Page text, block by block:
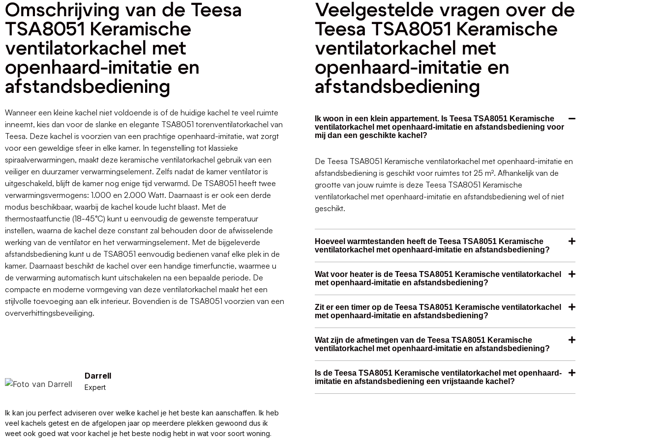
Omschrijving van de Teesa
TSA8051 Keramische
ventilatorkachel met
openhaard-imitatie en
afstandsbediening
Wanneer een kleine kachel niet voldoende is of de huidige kachel te veel ruimte
inneemt, kies dan voor de slanke en elegante TSA8051 torenventilatorkachel van
Teesa. Deze kachel is voorzien van een prachtige openhaard-imitatie, wat zorgt
voor een geweldige sfeer in elke kamer. In tegenstelling tot klassieke
spiraalverwarmingen, maakt deze keramische ventilatorkachel gebruik van een
veiliger en duurzamer verwarmingselement. Zelfs nadat de kamer ventilator is
uitgeschakeld, blijft de kamer nog enige tijd verwarmd. De TSA8051 heeft twee
verwarmingsvermogens: 1.000 en 2.000 Watt. Daarnaast is er ook een derde
modus beschikbaar, waarbij de kachel koude lucht blaast. Met de
thermostaatfunctie (18-45°C) kunt u eenvoudig de gewenste temperatuur
instellen, waarna de kachel deze constant zal behouden door de afwisselende
werking van de ventilator en het verwarmingselement. Met de bijgeleverde
afstandsbediening kunt u de TSA8051 eenvoudig bedienen vanaf elke plek in de
kamer. Daarnaast beschikt de kachel over een handige timerfunctie, waarmee u
de verwarming automatisch kunt uitschakelen na een bepaalde periode. De
compacte en moderne vormgeving van deze ventilatorkachel maakt het een
stijlvolle toevoeging aan elk interieur. Bovendien is de TSA8051 voorzien van een
oververhittingsbeveiliging.
Darrell
Expert
Ik kan jou perfect adviseren over welke kachel je het beste kan aanschaffen. Ik heb
veel kachels getest en de afgelopen jaar op meerdere plekken gewoond dus ik
weet ook goed wat voor kachel je het beste nodig hebt in wat voor soort woning.
Veelgestelde vragen over de
Teesa TSA8051 Keramische
ventilatorkachel met
openhaard-imitatie en
afstandsbediening
Ik woon in een klein appartement. Is Teesa TSA8051 Keramische
ventilatorkachel met openhaard-imitatie en afstandsbediening voor
mij dan een geschikte kachel?
De Teesa TSA8051 Keramische ventilatorkachel met openhaard-imitatie en
afstandsbediening is geschikt voor ruimtes tot 25 m². Afhankelijk van de
grootte van jouw ruimte is deze Teesa TSA8051 Keramische
ventilatorkachel met openhaard-imitatie en afstandsbediening wel of niet
geschikt.
Hoeveel warmtestanden heeft de Teesa TSA8051 Keramische
ventilatorkachel met openhaard-imitatie en afstandsbediening?
Wat voor heater is de Teesa TSA8051 Keramische ventilatorkachel
met openhaard-imitatie en afstandsbediening?
Zit er een timer op de Teesa TSA8051 Keramische ventilatorkachel
met openhaard-imitatie en afstandsbediening?
Wat zijn de afmetingen van de Teesa TSA8051 Keramische
ventilatorkachel met openhaard-imitatie en afstandsbediening?
Is de Teesa TSA8051 Keramische ventilatorkachel met openhaard-
imitatie en afstandsbediening een vrijstaande kachel?